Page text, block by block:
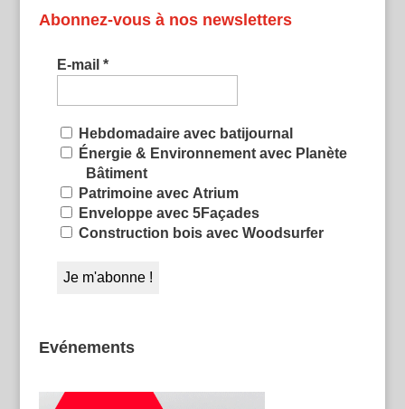
Abonnez-vous à nos newsletters
E-mail *
Hebdomadaire avec batijournal
Énergie & Environnement avec Planète
Bâtiment
Patrimoine avec Atrium
Enveloppe avec 5Façades
Construction bois avec Woodsurfer
Evénements